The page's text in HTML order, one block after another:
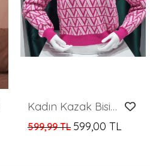
Kadın Kazak Bisiklet Yaka Desenli Kadın Kazak Pembe - 224503
599,99 TL 599,00 TL